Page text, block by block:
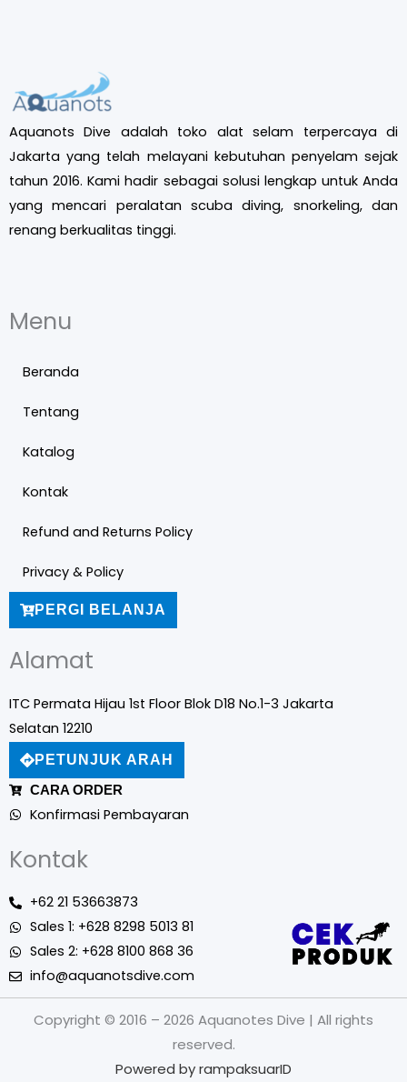
Aquanots Dive adalah toko alat selam terpercaya di
Jakarta yang telah melayani kebutuhan penyelam sejak
tahun 2016. Kami hadir sebagai solusi lengkap untuk Anda
yang mencari peralatan scuba diving, snorkeling, dan
renang berkualitas tinggi.
Menu
Beranda
Tentang
Katalog
Kontak
Refund and Returns Policy
Privacy & Policy
PERGI BELANJA
Alamat
ITC Permata Hijau 1st Floor Blok D18 No.1-3 Jakarta
Selatan 12210
PETUNJUK ARAH
CARA ORDER
Konfirmasi Pembayaran
Kontak
+62 21 53663873
Sales 1: +628 8298 5013 81
Sales 2: +628 8100 868 36
info@aquanotsdive.com
Copyright © 2016 – 2026 Aquanotes Dive | All rights
reserved.
Powered byrampaksuarID